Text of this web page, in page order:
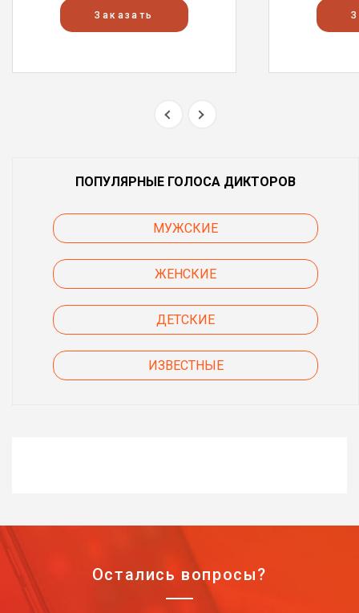
Заказать
ПОПУЛЯРНЫЕ ГОЛОСА ДИКТОРОВ
МУЖСКИЕ
ЖЕНСКИЕ
ДЕТСКИЕ
ИЗВЕСТНЫЕ
Остались вопросы?